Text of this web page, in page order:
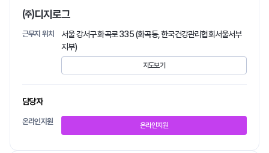
㈜디지로그
근무지 위치
서울 강서구 화곡로 335 (화곡동, 한국건강관리협회서울서부
지부)
지도보기
담당자
온라인지원 온라인지원